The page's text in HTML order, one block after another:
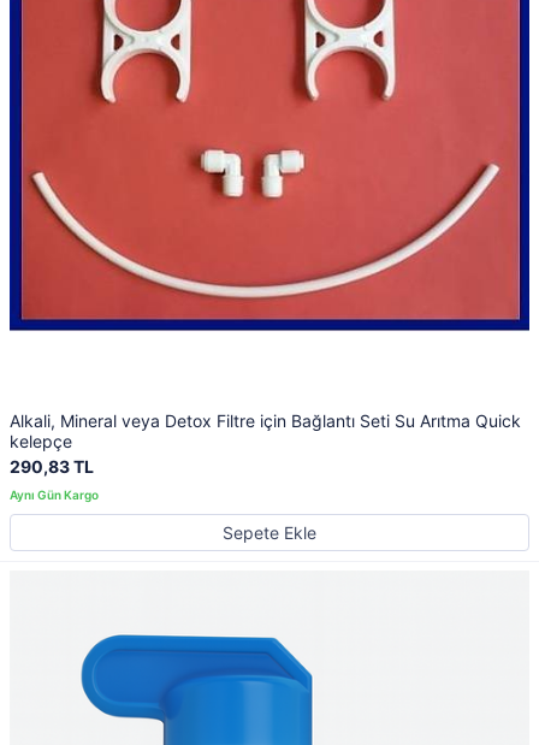
Alkali, Mineral veya Detox Filtre için Bağlantı Seti Su Arıtma Quick
kelepçe
290,83 TL
Sepete Ekle